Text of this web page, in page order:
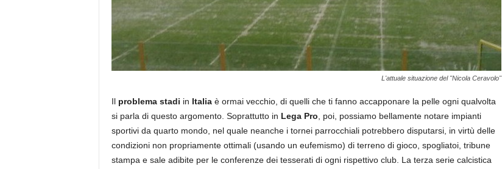
L'attuale situazione del "Nicola Ceravolo"
Il problema stadi in Italiaè ormai vecchio, di quelli che ti fanno accapponare la pelle ogni qualvolta
si parla di questo argomento. Soprattutto in Lega Pro , poi, possiamo bellamente notare impianti
sportivi da quarto mondo, nel quale neanche i tornei parrocchiali potrebbero disputarsi, in virtù delle
condizioni non propriamente ottimali (usando un eufemismo) di terreno di gioco, spogliatoi, tribune
stampa e sale adibite per le conferenze dei tesserati di ogni rispettivo club. La terza serie calcistica